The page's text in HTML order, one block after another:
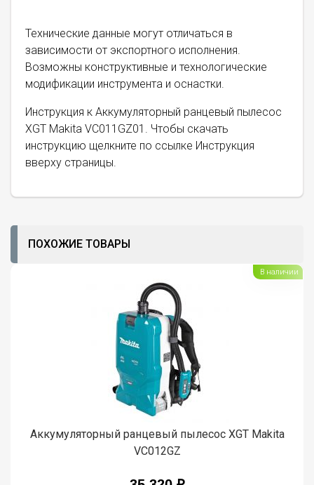
Технические данные могут отличаться в
зависимости от экспортного исполнения.
Возможны конструктивные и технологические
модификации инструмента и оснастки.
Инструкция к Аккумуляторный ранцевый пылесос
XGT Makita VC011GZ01. Чтобы скачать
инструкцию щелкните по ссылке Инструкция
вверху страницы.
ПОХОЖИЕ ТОВАРЫ
Аккумуляторный ранцевый пылесос XGT Makita
VC012GZ
В наличии